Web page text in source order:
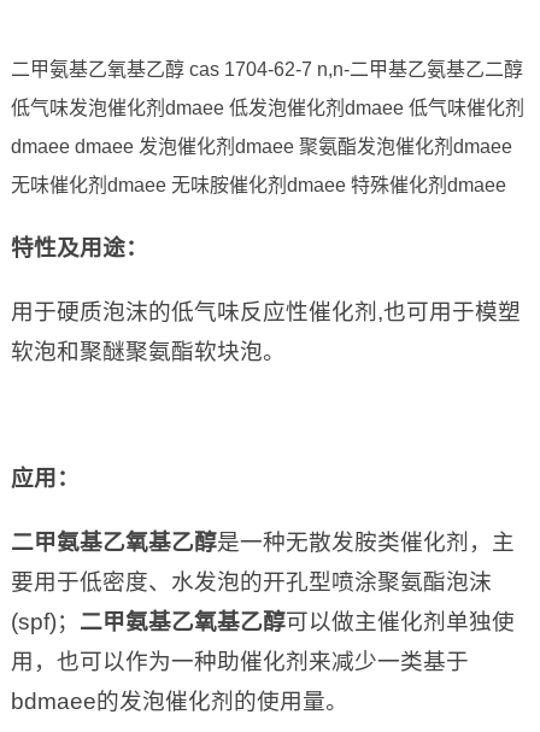
二甲氨基乙氧基乙醇 cas 1704-62-7 n,n-二甲基乙氨基乙二醇
低气味发泡催化剂dmaee 低发泡催化剂dmaee 低气味催化剂
dmaee dmaee 发泡催化剂dmaee 聚氨酯发泡催化剂dmaee
无味催化剂dmaee 无味胺催化剂dmaee 特殊催化剂dmaee
特性及用途：
用于硬质泡沫的低气味反应性催化剂,也可用于模塑
软泡和聚醚聚氨酯软块泡。
应用 ：
二甲氨基乙氧基乙醇是一种无散发胺类催化剂，主
要用于低密度、水发泡的开孔型喷涂聚氨酯泡沫
(spf)； 二甲氨基乙氧基乙醇可以做主催化剂单独使
用，也可以作为一种助催化剂来减少一类基于
bdmaee的发泡催化剂的使用量。